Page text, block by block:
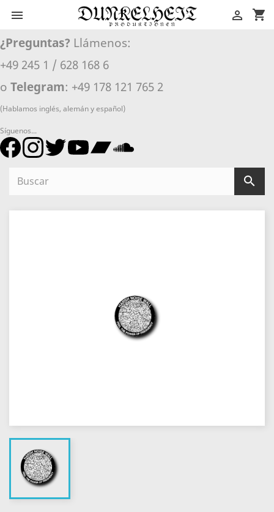
 shopping_cart

¿Preguntas? Llámenos:
+49 245 1 / 628 168 6
o Telegram: +49 178 121 765 2
(Hablamos inglés, alemán y español)
Síguenos...
